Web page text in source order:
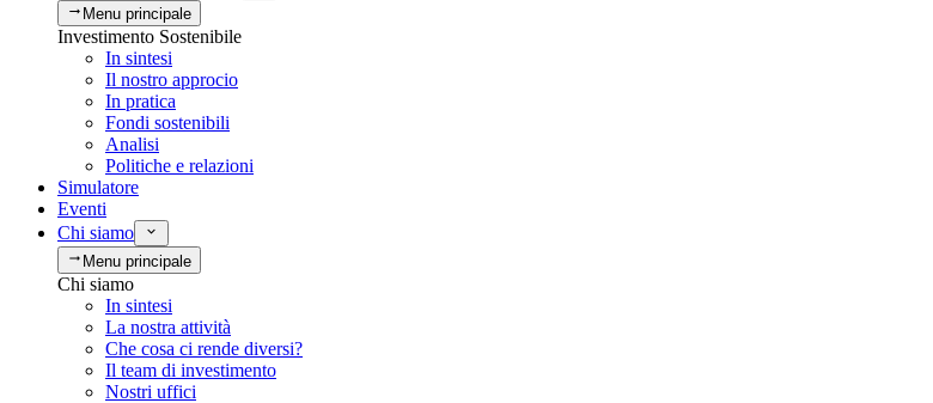
Menu principale
Investimento Sostenibile
In sintesi
Il nostro approcio
In pratica
Fondi sostenibili
Analisi
Politiche e relazioni
Simulatore
Eventi
Chi siamo
Menu principale
Chi siamo
In sintesi
La nostra attività
Che cosa ci rende diversi?
Il team di investimento
Nostri uffici